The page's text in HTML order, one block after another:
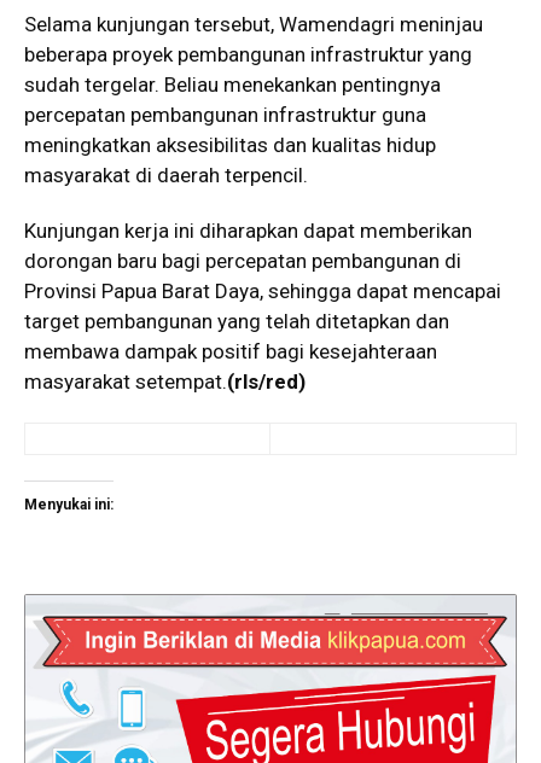
Selama kunjungan tersebut, Wamendagri meninjau
beberapa proyek pembangunan infrastruktur yang
sudah tergelar. Beliau menekankan pentingnya
percepatan pembangunan infrastruktur guna
meningkatkan aksesibilitas dan kualitas hidup
masyarakat di daerah terpencil.
Kunjungan kerja ini diharapkan dapat memberikan
dorongan baru bagi percepatan pembangunan di
Provinsi Papua Barat Daya, sehingga dapat mencapai
target pembangunan yang telah ditetapkan dan
membawa dampak positif bagi kesejahteraan
masyarakat setempat.(rls/red)
Menyukai ini: